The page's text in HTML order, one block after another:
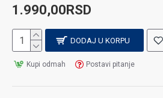
1.990,00RSD
DODAJ U KORPU
Kupi odmah Postavi pitanje